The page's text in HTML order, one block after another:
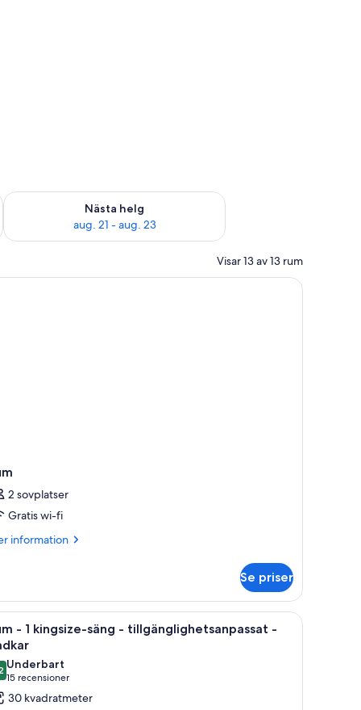
aug. 14 - aug. 16
Nästa helg
aug. 21 - aug. 23
Kontrollera tillgängligheten för nästa helg aug. 21 - aug. 23
Visar 13 av 13 rum
arbetsyta för laptop
2 sovplatser
Gratis wi-fi
information
Se priser
skrivbord och ett stort fönster. Ett hotellrum med en stor säng, ett
5
- 1 kingsize-säng - tillgänglighetsanpassat -
av 10
Underbart
15 recensioner
(15 recensioner)
30 kvadratmeter